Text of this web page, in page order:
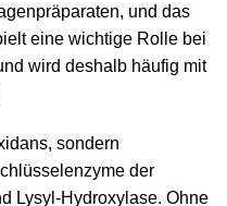
und das
eine wichtige Rolle bei
wird deshalb häufig mit
sondern
der
Lysyl-Hydroxylase. Ohne